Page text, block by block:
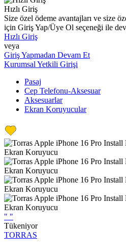
Hızlı Giriş
Size özel ödeme avantajları ve size
için Giriş Yap/Üye Ol seçeneği ile
Hızlı Giriş
veya
Giriş Yapmadan Devam Et
Kurumsal Yetkili Girişi
Pasaj
Cep Telefonu-Aksesuar
Aksesuarlar
Ekran Koruyucular
" "
Tükeniyor
TORRAS